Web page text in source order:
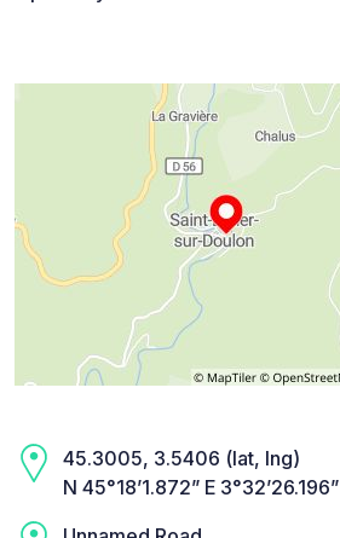
45.3005, 3.5406 (lat, lng)
N 45°18’1.872” E 3°32’26.196”